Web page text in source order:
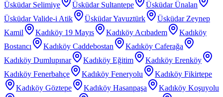
Üsküdar Selimiye
Üsküdar Sultantepe
Üsküdar Ünalan
Üsküdar Valide-i Atik
Üsküdar Yavuztürk
Üsküdar Zeynep
Kamil
Kadıköy 19 Mayıs Kadıköy Acıbadem
Kadıköy
Bostancı
Kadıköy Caddebostan
Kadıköy Caferağa
Kadıköy Dumlupınar
Kadıköy Eğitim
Kadıköy Erenköy
Kadıköy Fenerbahçe
Kadıköy Feneryolu
Kadıköy Fikirtepe
Kadıköy Göztepe
Kadıköy Hasanpaşa
Kadıköy Koşuyolu